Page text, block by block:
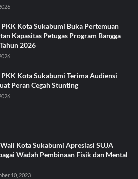
PKK Kota Sukabumi Buka Pertemuan
Kapasitas Petugas Program Bangga
2026
PKK Kota Sukabumi Terima Audiensi
Peran Cegah Stunting
Kota Sukabumi Apresiasi SUJA
Wadah Pembinaan Fisik dan Mental
10, 2023